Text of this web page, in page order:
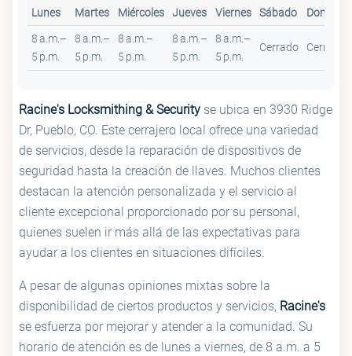
Lunes Martes Miércoles Jueves Viernes Sábado Domingo
8 a.m.–
5 p.m.
8 a.m.–
5 p.m.
8 a.m.–
5 p.m.
8 a.m.–
5 p.m.
8 a.m.–
5 p.m.
Cerrado Cerrado
Racine's Locksmithing & Security se ubica en 3930 Ridge
Dr, Pueblo, CO. Este cerrajero local ofrece una variedad
de servicios, desde la reparación de dispositivos de
seguridad hasta la creación de llaves. Muchos clientes
destacan la atención personalizada y el servicio al
cliente excepcional proporcionado por su personal,
quienes suelen ir más allá de las expectativas para
ayudar a los clientes en situaciones difíciles.
A pesar de algunas opiniones mixtas sobre la
disponibilidad de ciertos productos y servicios, Racine's
se esfuerza por mejorar y atender a la comunidad. Su
horario de atención es de lunes a viernes, de 8 a.m. a 5